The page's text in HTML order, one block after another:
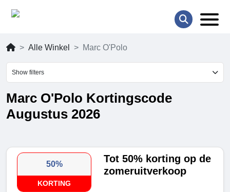
Alle Winkel Marc O'Polo
Show filters
Marc O'Polo Kortingscode
Augustus 2026
50%
KORTING
Tot 50% korting op de
zomeruitverkoop